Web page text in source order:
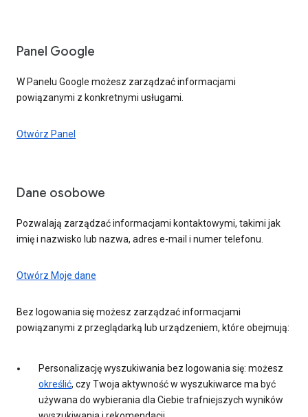
Panel Google
W Panelu Google możesz zarządzać informacjami
powiązanymi z konkretnymi usługami.
Otwórz Panel
Dane osobowe
Pozwalają zarządzać informacjami kontaktowymi, takimi jak
imię i nazwisko lub nazwa, adres e-mail i numer telefonu.
Otwórz Moje dane
Bez logowania się możesz zarządzać informacjami
powiązanymi z przeglądarką lub urządzeniem, które obejmują:
Personalizację wyszukiwania bez logowania się: możesz
określić, czy Twoja aktywność w wyszukiwarce ma być
używana do wybierania dla Ciebie trafniejszych wyników